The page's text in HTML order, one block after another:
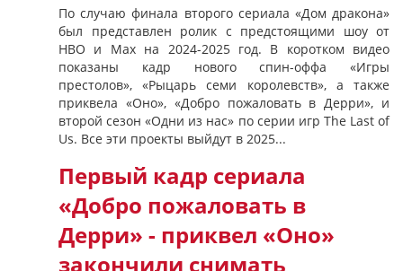
По случаю финала второго сериала «Дом дракона»
был представлен ролик с предстоящими шоу от
HBO и Max на 2024-2025 год. В коротком видео
показаны кадр нового спин-оффа «Игры
престолов», «Рыцарь семи королевств», а также
приквела «Оно», «Добро пожаловать в Дерри», и
второй сезон «Одни из нас» по серии игр The Last of
Us. Все эти проекты выйдут в 2025...
Первый кадр сериала
«Добро пожаловать в
Дерри» - приквел «Оно»
закончили снимать